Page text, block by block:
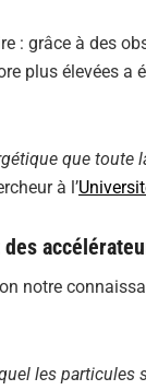
: grâce à des
plus élevées a
que
à l’
notre
les particules